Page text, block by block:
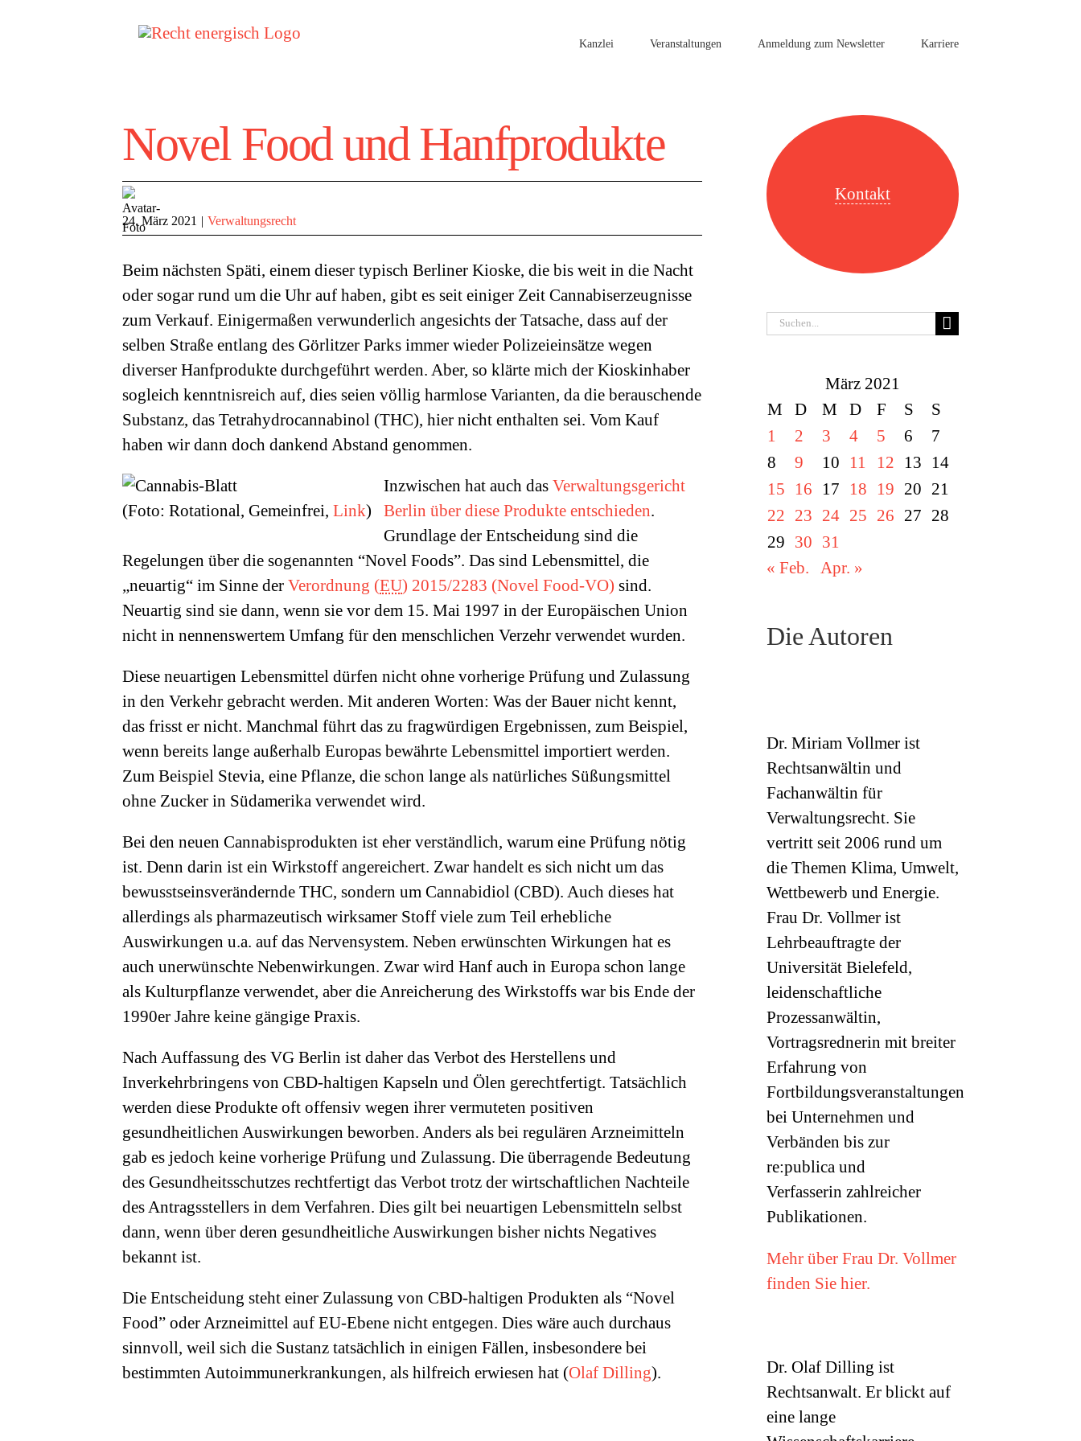
Kanzlei Veranstaltungen Anmeldung zum Newsletter Karriere
Novel Food und Hanfprodukte
24. März 2021 | Verwaltungsrecht
Beim nächsten Späti, einem dieser typisch Berliner Kioske, die bis weit in die Nacht
oder sogar rund um die Uhr auf haben, gibt es seit einiger Zeit Cannabiserzeugnisse
zum Verkauf. Einigermaßen verwunderlich angesichts der Tatsache, dass auf der
selben Straße entlang des Görlitzer Parks immer wieder Polizeieinsätze wegen
diverser Hanfprodukte durchgeführt werden. Aber, so klärte mich der Kioskinhaber
sogleich kenntnisreich auf, dies seien völlig harmlose Varianten, da die berauschende
Substanz, das Tetrahydrocannabinol (THC), hier nicht enthalten sei. Vom Kauf
haben wir dann doch dankend Abstand genommen.
(Foto: Rotational, Gemeinfrei, Link)
Inzwischen hat auch das Verwaltungsgericht
Berlin über diese Produkte entschieden.
Grundlage der Entscheidung sind die
Regelungen über die sogenannten “Novel Foods”. Das sind Lebensmittel, die
„neuartig“ im Sinne der Verordnung (EU) 2015/2283 (Novel Food-VO) sind.
Neuartig sind sie dann, wenn sie vor dem 15. Mai 1997 in der Europäischen Union
nicht in nennenswertem Umfang für den menschlichen Verzehr verwendet wurden.
Diese neuartigen Lebensmittel dürfen nicht ohne vorherige Prüfung und Zulassung
in den Verkehr gebracht werden. Mit anderen Worten: Was der Bauer nicht kennt,
das frisst er nicht. Manchmal führt das zu fragwürdigen Ergebnissen, zum Beispiel,
wenn bereits lange außerhalb Europas bewährte Lebensmittel importiert werden.
Zum Beispiel Stevia, eine Pflanze, die schon lange als natürliches Süßungsmittel
ohne Zucker in Südamerika verwendet wird.
Bei den neuen Cannabisprodukten ist eher verständlich, warum eine Prüfung nötig
ist. Denn darin ist ein Wirkstoff angereichert. Zwar handelt es sich nicht um das
bewusstseinsverändernde THC, sondern um Cannabidiol (CBD). Auch dieses hat
allerdings als pharmazeutisch wirksamer Stoff viele zum Teil erhebliche
Auswirkungen u.a. auf das Nervensystem. Neben erwünschten Wirkungen hat es
auch unerwünschte Nebenwirkungen. Zwar wird Hanf auch in Europa schon lange
als Kulturpflanze verwendet, aber die Anreicherung des Wirkstoffs war bis Ende der
1990er Jahre keine gängige Praxis.
Nach Auffassung des VG Berlin ist daher das Verbot des Herstellens und
Inverkehrbringens von CBD-haltigen Kapseln und Ölen gerechtfertigt. Tatsächlich
werden diese Produkte oft offensiv wegen ihrer vermuteten positiven
gesundheitlichen Auswirkungen beworben. Anders als bei regulären Arzneimitteln
gab es jedoch keine vorherige Prüfung und Zulassung. Die überragende Bedeutung
des Gesundheitsschutzes rechtfertigt das Verbot trotz der wirtschaftlichen Nachteile
des Antragsstellers in dem Verfahren. Dies gilt bei neuartigen Lebensmitteln selbst
dann, wenn über deren gesundheitliche Auswirkungen bisher nichts Negatives
bekannt ist.
Die Entscheidung steht einer Zulassung von CBD-haltigen Produkten als “Novel
Food” oder Arzneimittel auf EU-Ebene nicht entgegen. Dies wäre auch durchaus
sinnvoll, weil sich die Sustanz tatsächlich in einigen Fällen, insbesondere bei
bestimmten Autoimmunerkrankungen, als hilfreich erwiesen hat (Olaf Dilling).
Kontakt
Suche
März 2021
M
D M D F S
S
1
2 3 4 5 6
7
8
9 10 11 12 13
14
15
16 17 18 19 20 21
22 23 24 25 26 27 28
29 30 31
« Feb.
Apr. »
Die Autoren
Dr. Miriam Vollmer ist
Rechtsanwältin und
Fachanwältin für
Verwaltungsrecht. Sie
vertritt seit 2006 rund um
die Themen Klima, Umwelt,
Wettbewerb und Energie.
Frau Dr. Vollmer ist
Lehrbeauftragte der
Universität Bielefeld,
leidenschaftliche
Prozessanwältin,
Vortragsrednerin mit breiter
Erfahrung von
Fortbildungsveranstaltungen
bei Unternehmen und
Verbänden bis zur
re:publica und
Verfasserin zahlreicher
Publikationen.
Mehr über Frau Dr. Vollmer
finden Sie hier.
Dr. Olaf Dilling ist
Rechtsanwalt. Er blickt auf
eine lange